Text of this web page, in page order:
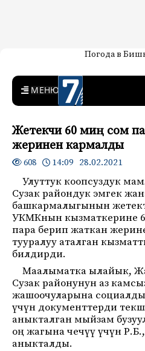
7-канал.
Кыргызстан
Жаңылыктар — Кыргызстан
Погода в
MENU
Жетекчи 60 миң сом
жеринен кармалды
608 14:09 28.02.2021
Улуттук коопсуздук
Сузак райондук эмгек
башкармалыгынын
УКМКнын кызматкерине
пара берип жаткан
тууралуу аталган
билдирди.
Маалыматка ылайык,
Сузак районунун аз
жашоочуларына
үчүн документтерди
аныкталган мыйзам
оң жагына чечүү үчүн
аныкталды.